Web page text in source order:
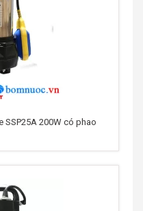
SSP25A 200W có phao